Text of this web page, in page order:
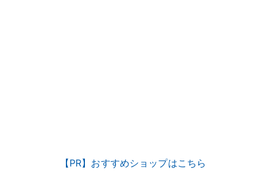
【PR】おすすめショップはこちら